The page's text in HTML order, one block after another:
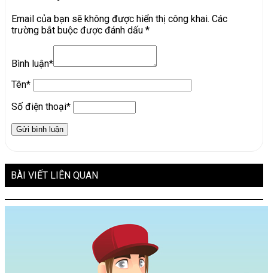
Email của bạn sẽ không được hiển thị công khai. Các
trường bắt buộc được đánh dấu *
Bình luận*
Tên*
Số điện thoại*
BÀI VIẾT LIÊN QUAN